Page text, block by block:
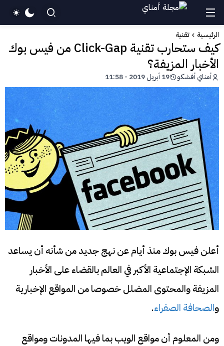
الرئيسية تقنية
كيف ستحارب تقنية Click-Gap من فيس بوك
الأخبار المزيفة؟
أمناي أفشكو 19 أبريل 2019 - 11:58
أعلن فيس بوك منذ أيام عن نهج جديد من شأنه أن يساعد
الشبكة الإجتماعية الأكبر في العالم بالقضاء على الأخبار
المزيفة والمحتوى المضلل خصوصا من المواقع الإخبارية
والصحافة الصفراء.
ومن المعلوم أن مواقع الويب بما فيها المدونات ومواقع